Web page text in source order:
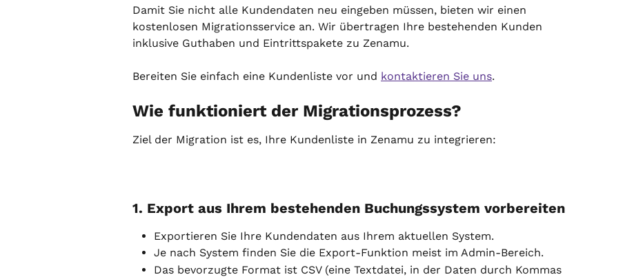
Damit Sie nicht alle Kundendaten neu eingeben müssen, bieten wir einen
kostenlosen Migrationsservice an. Wir übertragen Ihre bestehenden Kunden
inklusive Guthaben und Eintrittspakete zu Zenamu.
Bereiten Sie einfach eine Kundenliste vor und kontaktieren Sie uns.
Wie funktioniert der Migrationsprozess?
Ziel der Migration ist es, Ihre Kundenliste in Zenamu zu integrieren:
1. Export aus Ihrem bestehenden Buchungssystem vorbereiten
Exportieren Sie Ihre Kundendaten aus Ihrem aktuellen System.
Je nach System finden Sie die Export-Funktion meist im Admin-Bereich.
Das bevorzugte Format ist CSV (eine Textdatei, in der Daten durch Kommas